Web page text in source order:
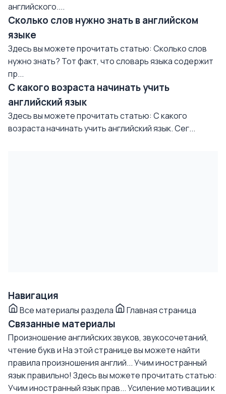
английского....
Сколько слов нужно знать в английском
языке
Здесь вы можете прочитать статью: Сколько слов
нужно знать? Тот факт, что словарь языка содержит
пр...
С какого возраста начинать учить
английский язык
Здесь вы можете прочитать статью: С какого
возраста начинать учить английский язык. Сег...
Навигация
Все материалы раздела Главная страница
Связанные материалы
Произношение английских звуков, звукосочетаний,
чтение букв иНа этой странице вы можете найти
правила произношения англий...Учим иностранный
язык правильно! Здесь вы можете прочитать статью:
Учим иностранный язык прав...Усиление мотивации к